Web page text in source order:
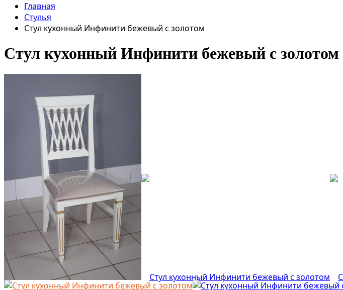
Главная
Стулья
Стул кухонный Инфинити бежевый с золотом
Стул кухонный Инфинити бежевый с золотом